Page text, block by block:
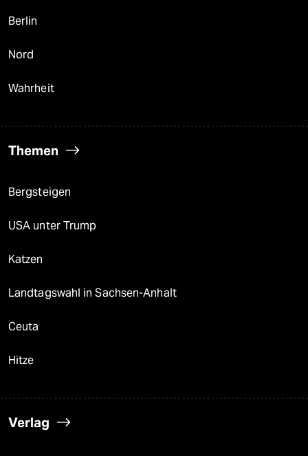
Berlin
Nord
Wahrheit
Themen
Bergsteigen
USA unter Trump
Katzen
Landtagswahl in Sachsen-Anhalt
Ceuta
Hitze
Verlag